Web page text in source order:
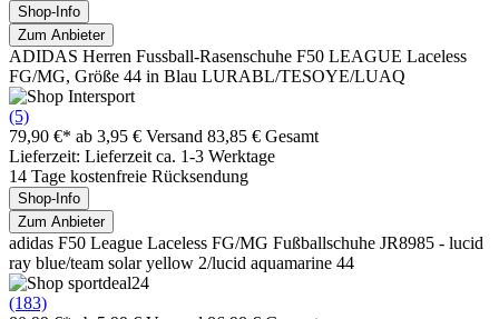
Shop-Info
Zum Anbieter
ADIDAS Herren Fussball-Rasenschuhe F50 LEAGUE Laceless
FG/MG, Größe 44 in Blau LURABL/TESOYE/LUAQ
(5)
79,90 €* ab 3,95 € Versand 83,85 € Gesamt
Lieferzeit: Lieferzeit ca. 1-3 Werktage
14 Tage kostenfreie Rücksendung
Shop-Info
Zum Anbieter
adidas F50 League Laceless FG/MG Fußballschuhe JR8985 - lucid
ray blue/team solar yellow 2/lucid aquamarine 44
(183)